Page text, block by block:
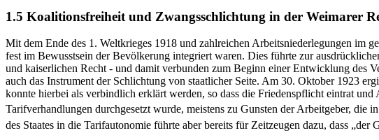
1.5 Koalitionsfreiheit und Zwangsschlichtung in der Weimarer
Mit dem Ende des 1. Weltkrieges 1918 und zahlreichen Arbeitsniederlegungen im
fest im Bewusstsein der Bevölkerung integriert waren. Dies führte zur
und kaiserlichen Recht - und damit verbunden zum Beginn einer Entwicklung des
auch das Instrument der Schlichtung von staatlicher Seite. Am 30. Oktober 1923
konnte hierbei als verbindlich erklärt werden, so dass die Friedenspflicht eintrat
Tarifverhandlungen durchgesetzt wurde, meistens zu Gunsten der Arbeitgeber, die
des Staates in die Tarifautonomie führte aber bereits für Zeitzeugen dazu, dass